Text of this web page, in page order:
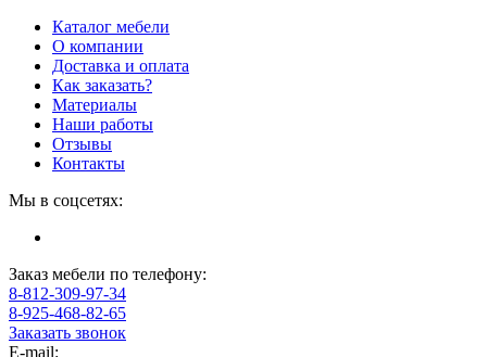
Каталог мебели
О компании
Доставка и оплата
Как заказать?
Материалы
Наши работы
Отзывы
Контакты
Мы в соцсетях:
Заказ мебели по телефону:
8-812-309-97-34
8-925-468-82-65
Заказать звонок
E-mail: